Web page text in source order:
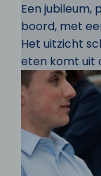
Een jubileum,
boord, met
Het uitzicht
eten komt uit